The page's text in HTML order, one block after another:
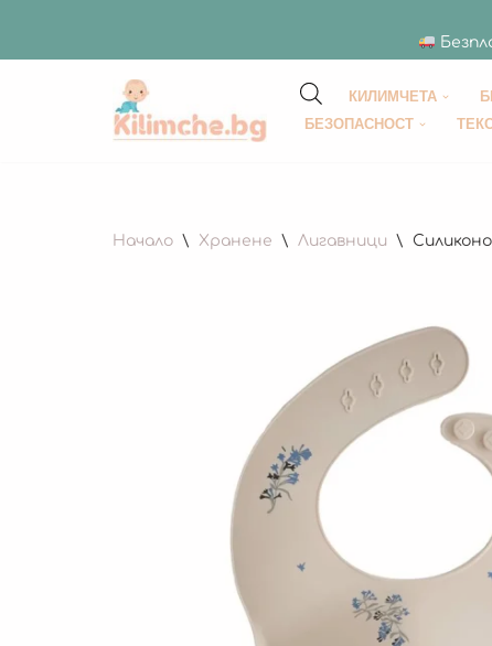
Продължете
КИЛИМЧЕТА
БЕЗОПАСНОСТ
Начало \ Хранене \ Лигавници \